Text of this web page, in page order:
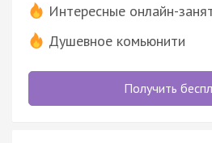
Интересные онлайн-
Душевное комьюнити
Получить